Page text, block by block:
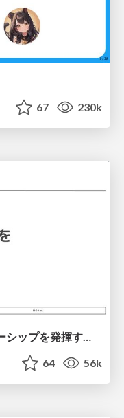
67 230k
職位にかかわらず全員がリーダーシップを発揮するチーム作り / Building a team where everyone can demonstrate leadership regardless of position
64 56k